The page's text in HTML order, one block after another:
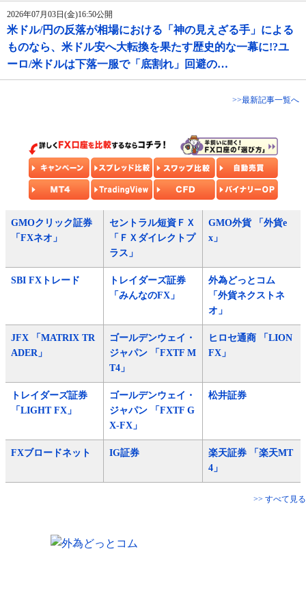
2026年07月03日(金)16:50公開
米ドル/円の反落が相場における「神の見えざる手」による
ものなら、米ドル安へ大転換を果たす歴史的な一幕に!?ユ
ーロ/米ドルは下落一服で「底割れ」回避の…
>>最新記事一覧へ
GMOクリック証券
「FXネオ」
セントラル短資ＦＸ
「ＦＸダイレクトプ
ラス」
GMO外貨 「外貨e
x」
SBI FXトレード
トレイダーズ証券
「みんなのFX」
外為どっとコム
「外貨ネクストネ
オ」
JFX 「MATRIX TR
ADER」
ゴールデンウェイ・
ジャパン 「FXTF M
T4」
ヒロセ通商 「LION
FX」
トレイダーズ証券
「LIGHT FX」
ゴールデンウェイ・
ジャパン 「FXTF G
X-FX」
松井証券
FXブロードネット IG証券
楽天証券 「楽天MT
4」
>> すべて見る